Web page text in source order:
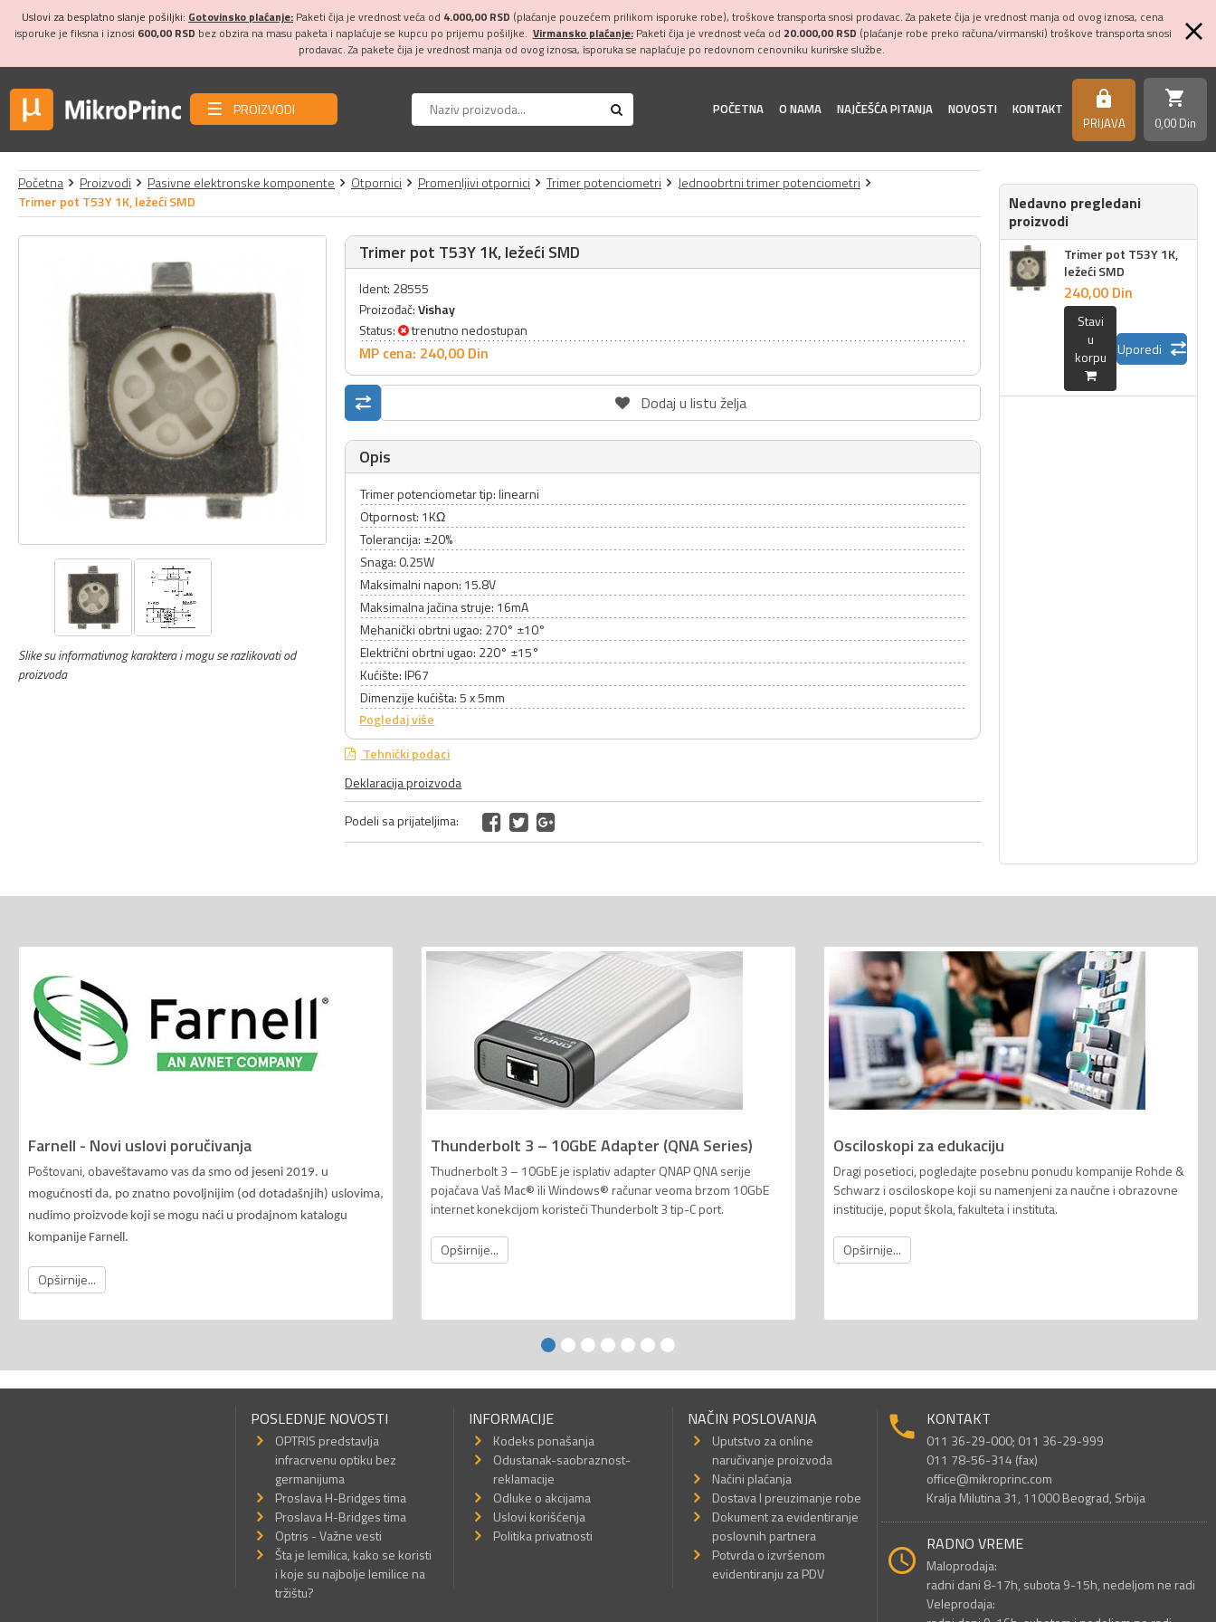
Uslovi za besplatno slanje pošiljki: Gotovinsko plaćanje: Paketi čija je vrednost veća od 4.000,00 RSD (plaćanje pouzećem prilikom isporuke robe), troškove transporta snosi prodavac. Za pakete čija je vrednost manja od ovog iznosa, cena
isporuke je fiksna i iznosi 600,00 RSD bez obzira na masu paketa i naplaćuje se kupcu po prijemu pošiljke. Virmansko plaćanje:Paketi čija je vrednost veća od 20.000,00 RSD (plaćanje robe preko računa/virmanski) troškove transporta snosi
prodavac. Za pakete čija je vrednost manja od ovog iznosa, isporuka se naplaćuje po redovnom cenovniku kurirske službe.
PROIZVODI POČETNA O NAMA NAJČEŠĆA PITANJA NOVOSTI KONTAKT https
PRIJAVA
shopping_cart
0,00 Din
Početna Proizvodi Pasivne elektronske komponente Otpornici Promenljivi otpornici Trimer potenciometri
Jednoobrtni trimer potenciometri
Trimer pot T53Y 1K, ležeći SMD
Slike su informativnog karaktera i mogu se razlikovati od
proizvoda
Trimer pot T53Y 1K, ležeći SMD
Ident: 28555
Proizođač:Vishay
Status:
trenutno nedostupan
MP cena: 240,00 Din
Dodaj u listu želja
Opis
Trimer potenciometar tip: linearni
Otpornost: 1KΩ
Tolerancija: ±20%
Snaga: 0.25W
Maksimalni napon: 15.8V
Maksimalna jačina struje: 16mA
Mehanički obrtni ugao: 270° ±10°
Električni obrtni ugao: 220° ±15°
Kućište: IP67
Dimenzije kućišta: 5 x 5mm
Pogledaj više
Tehnički podaci
Deklaracija proizvoda
Podeli sa prijateljima:
Nedavno pregledani
proizvodi
Trimer pot T53Y 1K,
ležeći SMD
240,00 Din
Stavi
u
korpu
Uporedi
Farnell - Novi uslovi poručivanja
Poštovani, o baveštavamo vas da smo od jeseni 2019. u
mogućnosti da, po znatno povoljnijim (od dotadašnjih) uslovima,
nudimo proizvode koji se mogu naći u prodajnom katalogu
kompanije Farnell.
Opširnije...
Thunderbolt 3 – 10GbE Adapter (QNA Series)
Thudnerbolt 3 – 10GbE je isplativ adapter QNAP QNA serije
pojačava Vaš Mac® ili Windows® računar veoma brzom 10GbE
internet konekcijom koristeći Thunderbolt 3 tip-C port.
Opširnije...
Osciloskopi za edukaciju
Dragi posetioci, pogledajte posebnu ponudu kompanije Rohde &
Schwarz i osciloskope koji su namenjeni za naučne i obrazovne
institucije, poput škola, fakulteta i instituta.
Opširnije...
POSLEDNJE NOVOSTI
OPTRIS predstavlja
infracrvenu optiku bez
germanijuma
Proslava H-Bridges tima
Proslava H-Bridges tima
Optris - Važne vesti
Šta je lemilica, kako se koristi
i koje su najbolje lemilice na
tržištu?
INFORMACIJE
Kodeks ponašanja
Odustanak-saobraznost-
reklamacije
Odluke o akcijama
Uslovi korišćenja
Politika privatnosti
NAČIN POSLOVANJA
Uputstvo za online
naručivanje proizvoda
Načini plaćanja
Dostava I preuzimanje robe
Dokument za evidentiranje
poslovnih partnera
Potvrda o izvršenom
evidentiranju za PDV
KONTAKT
011 36-29-000; 011 36-29-999
011 78-56-314 (fax)
office@mikroprinc.com
Kralja Milutina 31, 11000 Beograd, Srbija
RADNO VREME
Maloprodaja:
radni dani 8-17h, subota 9-15h, nedeljom ne radi
Veleprodaja: